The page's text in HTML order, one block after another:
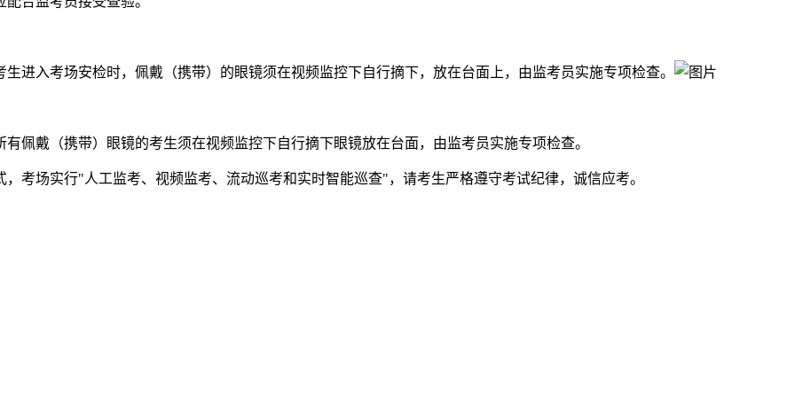
进入考场安检时，佩戴（携带）的眼镜须在视频监控下自行摘下，放在台面上，由监考员实施专项检查。
佩戴（携带）眼镜的考生须在视频监控下自行摘下眼镜放在台面，由监考员实施专项检查。
考场实行"人工监考、视频监考、流动巡考和实时智能巡查"，请考生严格遵守考试纪律，诚信应考。